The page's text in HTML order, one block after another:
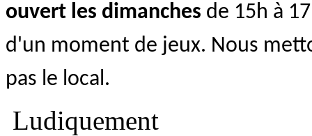
ouvert les dimanches de 15h à
d'un moment de jeux. Nous
pas le local.
Ludiquement